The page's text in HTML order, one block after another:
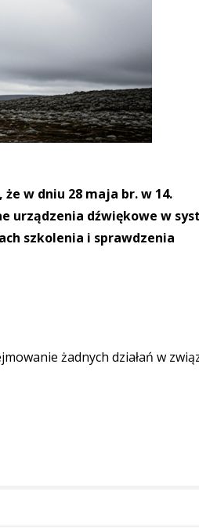
w dniu 28 maja br. w 14.
urządzenia dźwiękowe w
szkolenia i sprawdzenia
żadnych działań w